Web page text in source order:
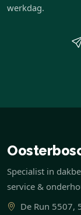
werkdag.
Specialist in
service &
De Run 5507,